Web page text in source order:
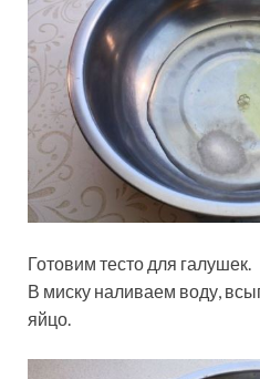
Готовим тесто для галушек.
В миску наливаем воду,
яйцо.